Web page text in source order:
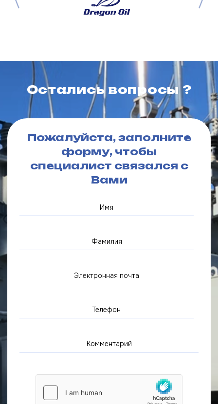
Остались вопросы ?
Пожалуйста, заполните
форму, чтобы
специалист связался с
Вами